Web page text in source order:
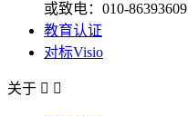
或致电：010-86393609
教育认证
对标Visio
关于  